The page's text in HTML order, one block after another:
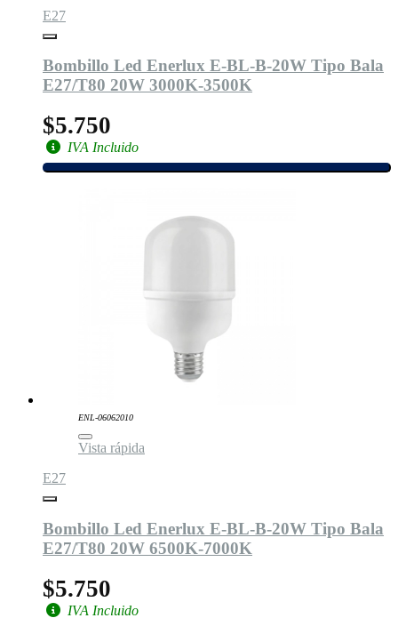
E27
Bombillo Led Enerlux E-BL-B-20W Tipo Bala
E27/T80 20W 3000K-3500K
$5.750
IVA Incluido
ENL-06062010
Vista rápida
E27
Bombillo Led Enerlux E-BL-B-20W Tipo Bala
E27/T80 20W 6500K-7000K
$5.750
IVA Incluido